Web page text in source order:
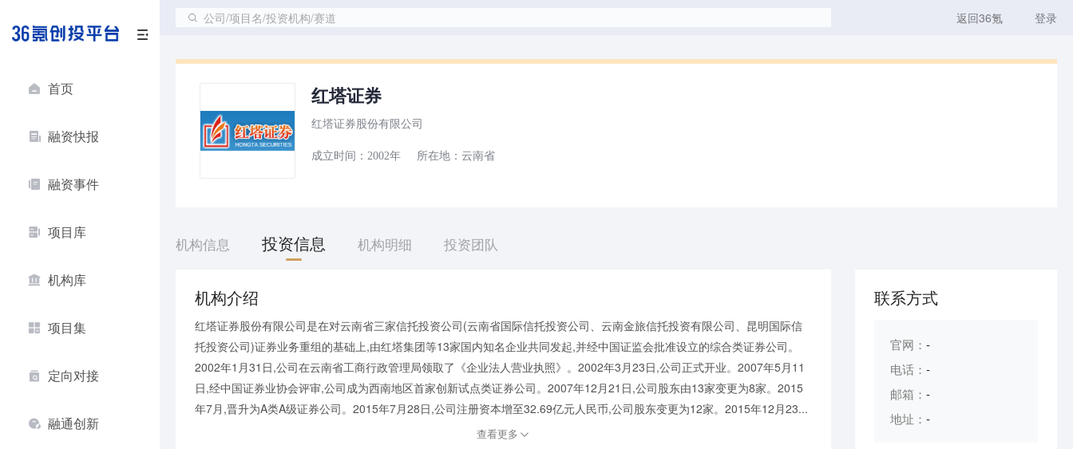
首页
融资快报
融资事件
项目库
机构库
项目集
定向对接
融通创新
公司/项目名/投资机构/赛道 返回36氪 登录
红塔证券
红塔证券股份有限公司
成立时间： 2002年 所在地： 云南省
机构信息 投资信息 机构明细 投资团队
机构介绍
红塔证券股份有限公司是在对云南省三家信托投资公司(云南省国际信托投资公司、云南金旅信托投资有限公司、昆明国际信
托投资公司)证券业务重组的基础上,由红塔集团等13家国内知名企业共同发起,并经中国证监会批准设立的综合类证券公司。
2002年1月31日,公司在云南省工商行政管理局领取了《企业法人营业执照》。2002年3月23日,公司正式开业。2007年5月11
日,经中国证券业协会评审,公司成为西南地区首家创新试点类证券公司。2007年12月21日,公司股东由13家变更为8家。2015
年7月,晋升为A类A级证券公司。2015年7月28日,公司注册资本增至32.69亿元人民币,公司股东变更为12家。2015年12月23...
查看更多
联系方式
官网： -
电话： -
邮箱： -
地址： -